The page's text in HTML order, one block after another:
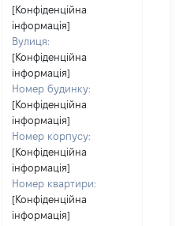
[Конфіденційна
інформація]
Вулиця:
[Конфіденційна
інформація]
Номер будинку:
[Конфіденційна
інформація]
Номер корпусу:
[Конфіденційна
інформація]
Номер квартири:
[Конфіденційна
інформація]